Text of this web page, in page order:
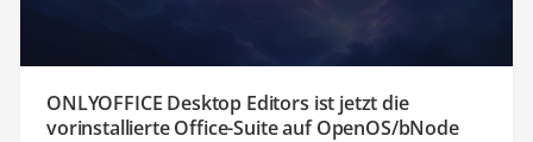
ONLYOFFICE Desktop Editors ist jetzt die
vorinstallierte Office-Suite auf OpenOS/bNode